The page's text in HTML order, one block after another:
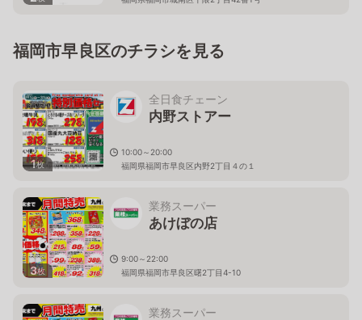
福岡市早良区のチラシを見る
1枚
全日食チェーン
内野ストアー
10:00～20:00
福岡県福岡市早良区内野2丁目４の１
3枚
業務スーパー
あけぼの店
9:00～22:00
福岡県福岡市早良区曙2丁目4-10
業務スーパー